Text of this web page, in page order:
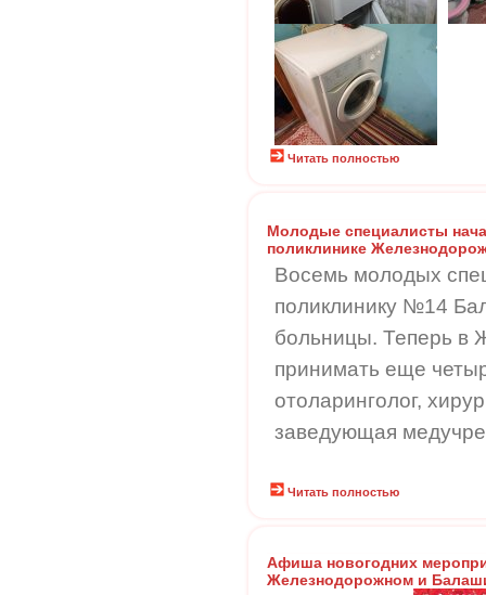
Читать полностью
Молодые специалисты
поликлинике
Восемь молодых
поликлинику №14
больницы. Теперь в
принимать еще
отоларинголог,
заведующая
Читать полностью
Афиша новогодних
Железнодорожном и